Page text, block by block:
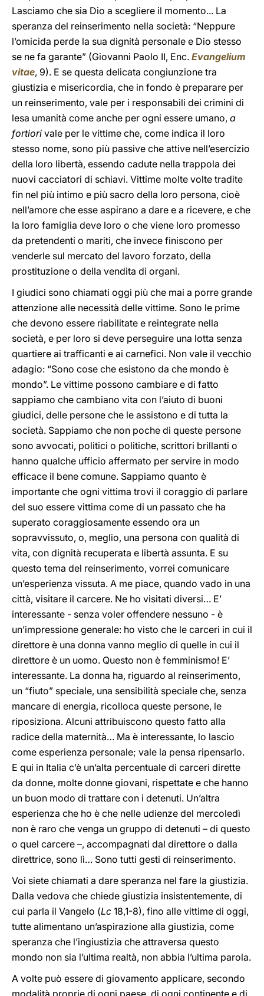
Lasciamo che sia Dio a scegliere il momento... La
speranza del reinserimento nella società: “Neppure
l’omicida perde la sua dignità personale e Dio stesso
se ne fa garante” (Giovanni Paolo II, Enc. Evangelium
vitae, 9). E se questa delicata congiunzione tra
giustizia e misericordia, che in fondo è preparare per
un reinserimento, vale per i responsabili dei crimini di
lesa umanità come anche per ogni essere umano, a
fortiori vale per le vittime che, come indica il loro
stesso nome, sono più passive che attive nell’esercizio
della loro libertà, essendo cadute nella trappola dei
nuovi cacciatori di schiavi. Vittime molte volte tradite
fin nel più intimo e più sacro della loro persona, cioè
nell’amore che esse aspirano a dare e a ricevere, e che
la loro famiglia deve loro o che viene loro promesso
da pretendenti o mariti, che invece finiscono per
venderle sul mercato del lavoro forzato, della
prostituzione o della vendita di organi.
I giudici sono chiamati oggi più che mai a porre grande
attenzione alle necessità delle vittime. Sono le prime
che devono essere riabilitate e reintegrate nella
società, e per loro si deve perseguire una lotta senza
quartiere ai trafficanti e ai carnefici. Non vale il vecchio
adagio: “Sono cose che esistono da che mondo è
mondo”. Le vittime possono cambiare e di fatto
sappiamo che cambiano vita con l’aiuto di buoni
giudici, delle persone che le assistono e di tutta la
società. Sappiamo che non poche di queste persone
sono avvocati, politici o politiche, scrittori brillanti o
hanno qualche ufficio affermato per servire in modo
efficace il bene comune. Sappiamo quanto è
importante che ogni vittima trovi il coraggio di parlare
del suo essere vittima come di un passato che ha
superato coraggiosamente essendo ora un
sopravvissuto, o, meglio, una persona con qualità di
vita, con dignità recuperata e libertà assunta. E su
questo tema del reinserimento, vorrei comunicare
un’esperienza vissuta. A me piace, quando vado in una
città, visitare il carcere. Ne ho visitati diversi… E’
interessante - senza voler offendere nessuno - è
un’impressione generale: ho visto che le carceri in cui il
direttore è una donna vanno meglio di quelle in cui il
direttore è un uomo. Questo non è femminismo! E’
interessante. La donna ha, riguardo al reinserimento,
un “fiuto” speciale, una sensibilità speciale che, senza
mancare di energia, ricolloca queste persone, le
riposiziona. Alcuni attribuiscono questo fatto alla
radice della maternità… Ma è interessante, lo lascio
come esperienza personale; vale la pensa ripensarlo.
E qui in Italia c’è un’alta percentuale di carceri dirette
da donne, molte donne giovani, rispettate e che hanno
un buon modo di trattare con i detenuti. Un’altra
esperienza che ho è che nelle udienze del mercoledì
non è raro che venga un gruppo di detenuti – di questo
o quel carcere –, accompagnati dal direttore o dalla
direttrice, sono lì… Sono tutti gesti di reinserimento.
Voi siete chiamati a dare speranza nel fare la giustizia.
Dalla vedova che chiede giustizia insistentemente, di
cui parla il Vangelo (Lc 18,1-8), fino alle vittime di oggi,
tutte alimentano un’aspirazione alla giustizia, come
speranza che l’ingiustizia che attraversa questo
mondo non sia l’ultima realtà, non abbia l’ultima parola.
A volte può essere di giovamento applicare, secondo
modalità proprie di ogni paese, di ogni continente e di